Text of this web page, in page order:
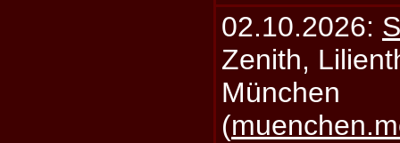
02.10.2026:
Zenith,
München
(